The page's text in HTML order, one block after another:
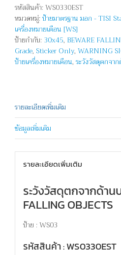
จาก
ด้าน
บน
-
BEWARE
FALLING
รหัสสินค้า:WS0330EST
หมวดหมู่:ป้ายมาตรฐาน มอก - TISI
เครื่องหมายเตือน [WS]
ป้ายกำกับ: 30x45, BEWARE
Grade, Sticker Only, WARNING
ป้ายเครื่องหมายเตือน, ระวังวัสดุตกจา
รายละเอียดเพิ่มเติม
ข้อมูลเพิ่มเติม
รายละเอียดเพิ่มเติม
ระวังวัสดุตกจากด้าน
FALLING OBJECTS
ป้าย : WS03
รหัสสินค้า : WS0330EST